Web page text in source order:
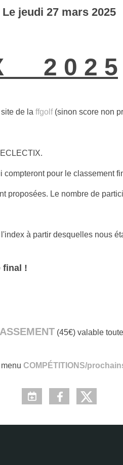
Le jeudi 27 mars 2025
X 2 0 2 5
de la ffgolf(sinon score non
pour le classement
proposées. Le nombre de
à partir desquelles nous
final !
(45€) valable
COMPÉTITIONS/